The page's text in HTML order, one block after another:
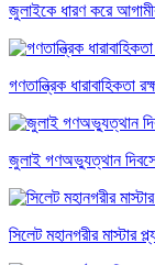
জুলাইকে ধারণ করে
গণতান্ত্রিক ধারাবাহিকতা
জুলাই গণঅভ্যুত্থান
সিলেট মহানগরীর মাস্টার